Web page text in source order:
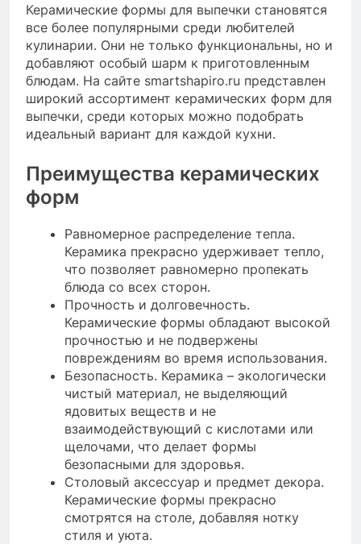
Керамические формы для выпечки становятся
все более популярными среди любителей
кулинарии. Они не только функциональны, но и
добавляют особый шарм к приготовленным
блюдам. На сайте smartshapiro.ru представлен
широкий ассортимент керамических форм для
выпечки, среди которых можно подобрать
идеальный вариант для каждой кухни.
Преимущества керамических
форм
Равномерное распределение тепла.
Керамика прекрасно удерживает тепло,
что позволяет равномерно пропекать
блюда со всех сторон.
Прочность и долговечность.
Керамические формы обладают высокой
прочностью и не подвержены
повреждениям во время использования.
Безопасность. Керамика – экологически
чистый материал, не выделяющий
ядовитых веществ и не
взаимодействующий с кислотами или
щелочами, что делает формы
безопасными для здоровья.
Столовый аксессуар и предмет декора.
Керамические формы прекрасно
смотрятся на столе, добавляя нотку
стиля и уюта.